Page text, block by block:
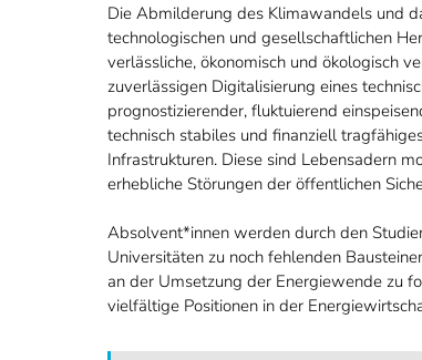
Die Abmilderung des Klimawandels und
technologischen und gesellschaftlichen
verlässliche, ökonomisch und ökologisch
zuverlässigen Digitalisierung eines
prognostizierender, fluktuierend
technisch stabiles und finanziell
Infrastrukturen. Diese sind Lebensadern
erhebliche Störungen der öffentlichen
Absolvent*innen werden durch den
Universitäten zu noch fehlenden
an der Umsetzung der Energiewende zu
vielfältige Positionen in der